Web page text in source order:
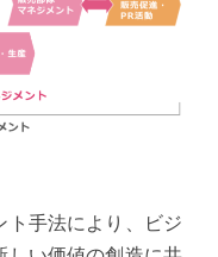
ト手法により、ビジ